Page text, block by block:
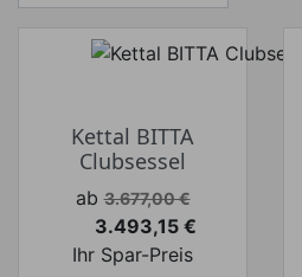
Kettal BITTA
Clubsessel
Verkaufspreis
ab 3.677,00 €
Preis
3.493,15 €
Ihr Spar-Preis